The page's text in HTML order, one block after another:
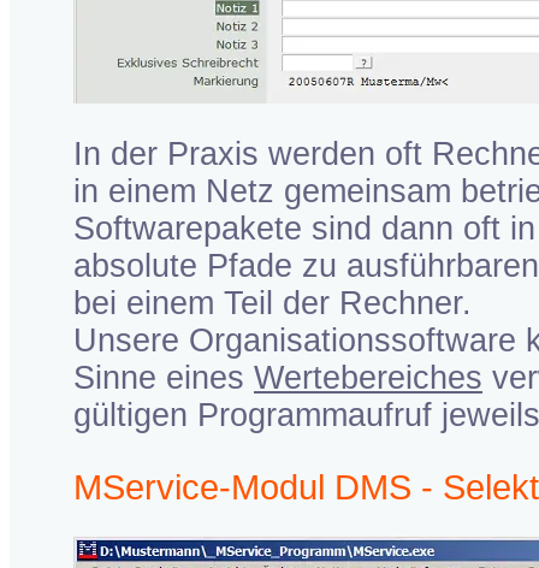
In der Praxis werden oft
in einem Netz gemeinsam
Softwarepakete sind dann oft
absolute Pfade zu
bei einem Teil der Rechner.
Unsere Organisationssoftware
Sinne eines Wertebereiches
gültigen Programmaufruf
MService-Modul DMS -